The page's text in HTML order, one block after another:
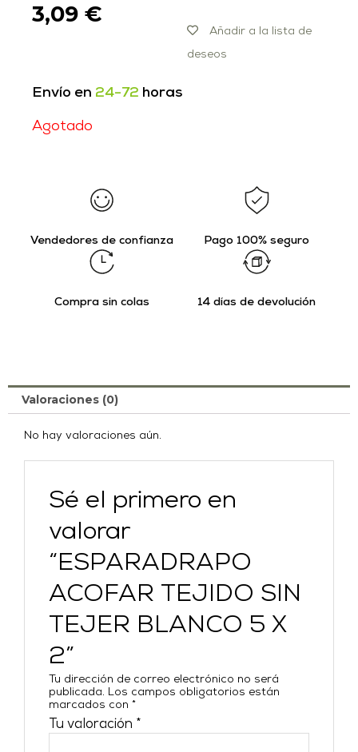
3,09 €
Añadir a la lista de
deseos
Envío en 24-72 horas
Agotado
Vendedores de confianza Pago 100% seguro
Compra sin colas 14 días de devolución
Valoraciones (0)
No hay valoraciones aún.
Sé el primero en
valorar
“ESPARADRAPO
ACOFAR TEJIDO SIN
TEJER BLANCO 5 X
2”
Tu dirección de correo electrónico no será
publicada. Los campos obligatorios están
marcados con*
Tu valoración *